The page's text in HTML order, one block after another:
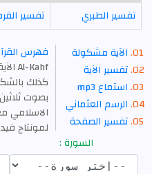
تفسير الطبري
تفسير
الآية مشكولة
تفسير الآية
استماع mp3
الرسم العثماني
تفسير الصفحة
فهرس
كذلك
بصوت
الاسلامي
لمونتاج
السورة :